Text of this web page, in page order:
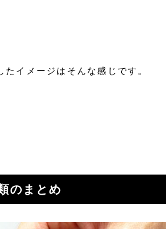
イメージはそんな感じです。
のまとめ